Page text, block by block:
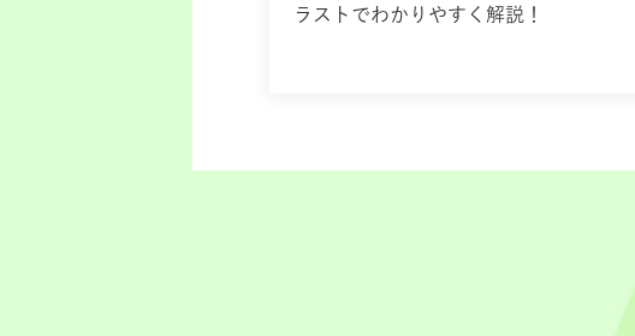
ラストでわかりやすく解説！